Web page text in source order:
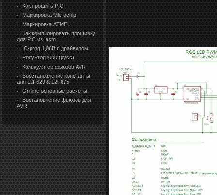
· Как прошить PIC
· Маркировка Microchip
· Маркировка ATMEL
·
Как компилировать прошивку
для PIC из .asm
· IC-prog 1,06В с драйвером
· PonyProg2000 (русс)
· Калькулятор фьюзов AVR
·
Восстановление константы
для 12F629 & 12F675
· On-line основные расчеты
·
Востановление фьюзов для
AVR